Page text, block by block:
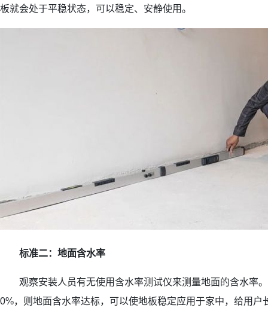
板就会处于平稳状态，可以稳定、安静使用。
标准二：地面含水率
观察安装人员有无使用含水率测试仪来测量地面的含水率
0%，则地面含水率达标，可以使地板稳定应用于家中，给用户